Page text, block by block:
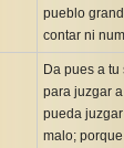
pueblo
contar ni
Da pues a
para juzgar
pueda
malo;